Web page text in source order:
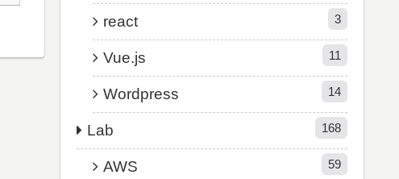
react 3
Vue.js 11
Wordpress 14
Lab 168
AWS 59